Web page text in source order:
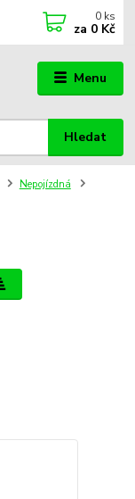
Menu
Hledat
0 ks
za 0 Kč
Nepojízdná